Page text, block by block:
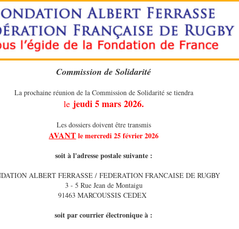
Commission de Solidarité
La prochaine réunion de la Commission de Solidarité se tiendra
lejeudi 5 mars 2026.
Les dossiers doivent être transmis
AVANT le mercredi 25 février 2026
soit à l'adresse postale suivante :
ALBERT FERRASSE /FEDERATION FRANCAISE DE RUGBY
3 - 5 Rue Jean de Montaigu
91463 MARCOUSSIS CEDEX
soit par courrier électronique à :